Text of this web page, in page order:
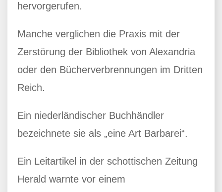
hervorgerufen.
Manche verglichen die Praxis mit der
Zerstörung der Bibliothek von Alexandria
oder den Bücherverbrennungen im Dritten
Reich.
Ein niederländischer Buchhändler
bezeichnete sie als „eine Art Barbarei“.
Ein Leitartikel in der schottischen Zeitung
Herald warnte vor einem